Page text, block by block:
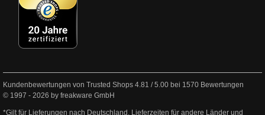
Kundenbewertungen von Trusted Shops 4.81 /5.00 bei 1570 Bewertungen
© 1997 - 2026 by freakware GmbH
*Gilt für Lieferungen nach Deutschland. Lieferzeiten für andere Länder und